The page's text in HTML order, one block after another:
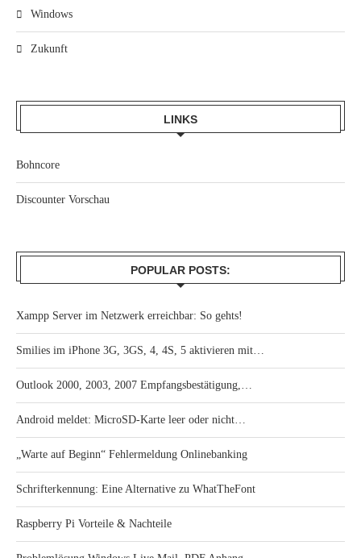
Windows
Zukunft
LINKS
Bohncore
Discounter Vorschau
POPULAR POSTS:
Xampp Server im Netzwerk erreichbar: So gehts!
Smilies im iPhone 3G, 3GS, 4, 4S, 5 aktivieren mit…
Outlook 2000, 2003, 2007 Empfangsbestätigung,…
Android meldet: MicroSD-Karte leer oder nicht…
„Warte auf Beginn“ Fehlermeldung Onlinebanking
Schrifterkennung: Eine Alternative zu WhatTheFont
Raspberry Pi Vorteile & Nachteile